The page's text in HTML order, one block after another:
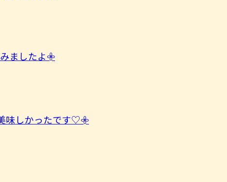
ましたよ︎𖧷
味しかったです♡𖧷